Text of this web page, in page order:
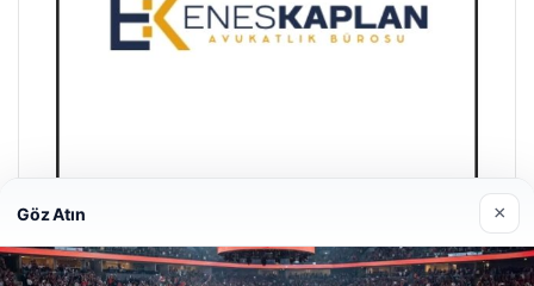
Enes Kaplan Avukatlık Bürosu
Göz Atın ×